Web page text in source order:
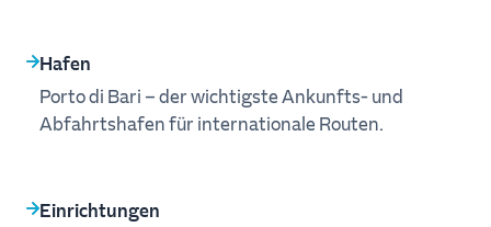
Hafen
Porto di Bari – der wichtigste Ankunfts‑ und
Abfahrtshafen für internationale Routen.
Einrichtungen